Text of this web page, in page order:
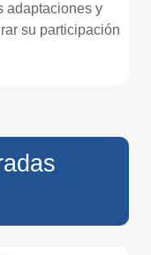
adaptaciones y
su participación